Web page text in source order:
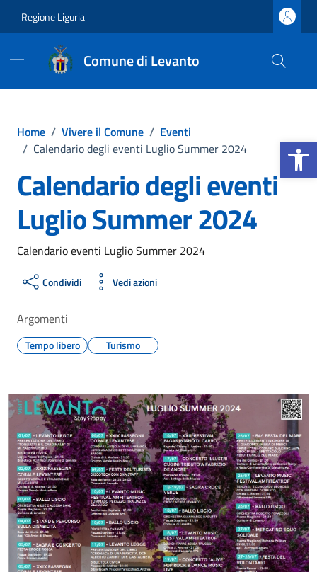
Apri la
Regione Liguria
Comune di Levanto
Home / Vivere il Comune / Eventi
/ Calendario degli eventi Luglio Summer 2024
Calendario degli eventi
Luglio Summer 2024
Calendario eventi Luglio Summer 2024
Condividi Vedi azioni
Argomenti
Tempo libero Turismo